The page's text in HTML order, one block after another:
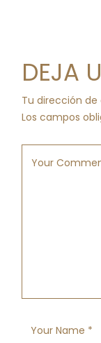
DEJA
Tu dirección
Los campos